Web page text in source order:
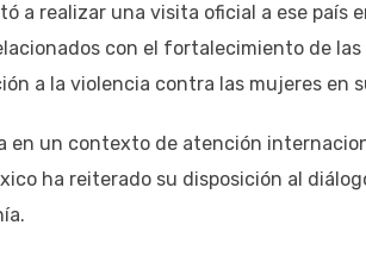
a realizar una visita oficial a ese país
con el fortalecimiento de las
a la violencia contra las mujeres en
en un contexto de atención
ha reiterado su disposición al